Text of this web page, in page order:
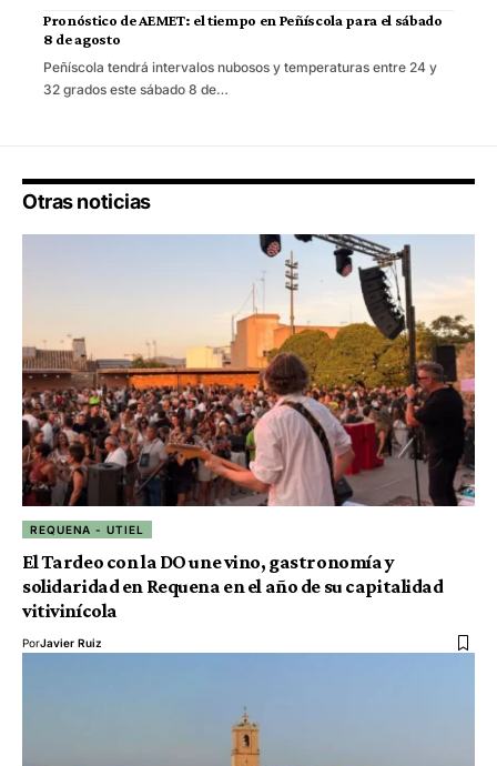
Pronóstico de AEMET: el tiempo en Peñíscola para el sábado
8 de agosto
Peñíscola tendrá intervalos nubosos y temperaturas entre 24 y
32 grados este sábado 8 de…
Otras noticias
REQUENA - UTIEL
El Tardeo con la DO une vino, gastronomía y
solidaridad en Requena en el año de su capitalidad
vitivinícola
PorJavier Ruiz